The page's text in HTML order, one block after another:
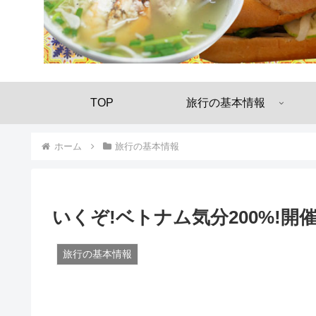
TOP 旅行の基本情報
ホーム 旅行の基本情報
いくぞ!ベトナム気分200%!開
旅行の基本情報